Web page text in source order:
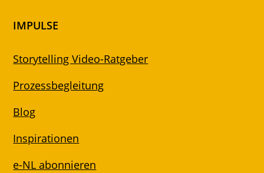
IMPULSE
Storytelling Video-Ratgeber
Prozessbegleitung
Blog
Inspirationen
e-NL abonnieren